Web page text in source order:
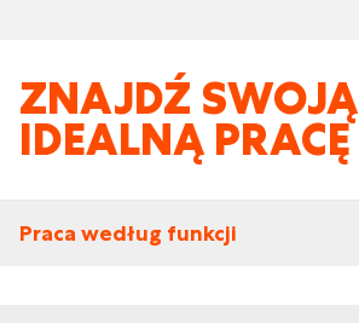
ZNAJDŹ SWOJĄ
IDEALNĄ PRACĘ
Praca według funkcji